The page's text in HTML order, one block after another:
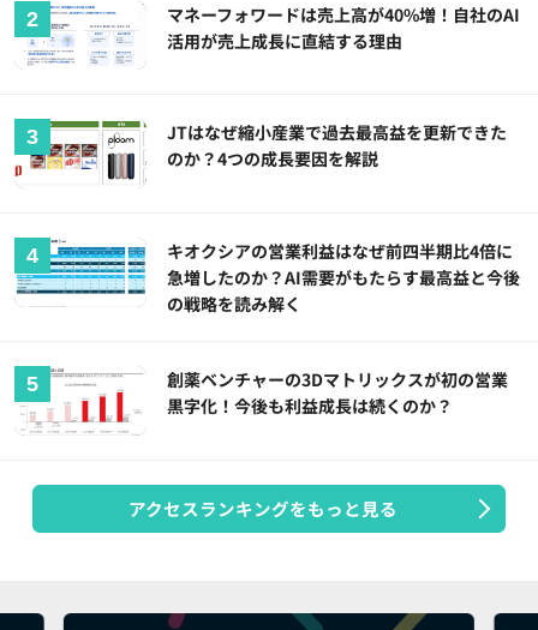
マネーフォワードは売上高が40%増！自社のAI
活用が売上成長に直結する理由
JTはなぜ縮小産業で過去最高益を更新できた
のか？4つの成長要因を解説
キオクシアの営業利益はなぜ前四半期比4倍に
急増したのか？AI需要がもたらす最高益と今後
の戦略を読み解く
創薬ベンチャーの3Dマトリックスが初の営業
黒字化！今後も利益成長は続くのか？
アクセスランキングをもっと見る